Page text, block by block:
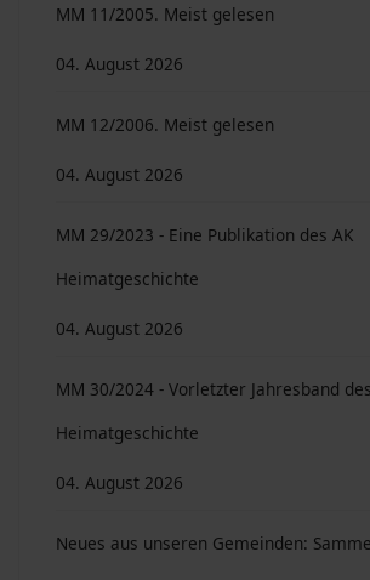
MM 11/2005. Meist gelesen
04. August 2026
MM 12/2006. Meist gelesen
04. August 2026
MM 29/2023 - Eine Publikation des AK
Heimatgeschichte
04. August 2026
MM 30/2024 - Vorletzter Jahresband
Heimatgeschichte
04. August 2026
Neues aus unseren Gemeinden: